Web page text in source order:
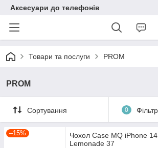
Аксесуари до телефонів
Товари та послуги PROM
PROM
Сортування 0
–15%
Чохол Case MQ iPhone
Lemonade 37